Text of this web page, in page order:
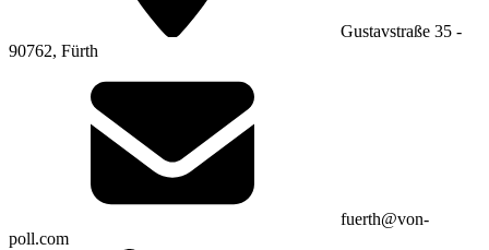
Gustavstraße 35 -
90762, Fürth
fuerth@von-
poll.com